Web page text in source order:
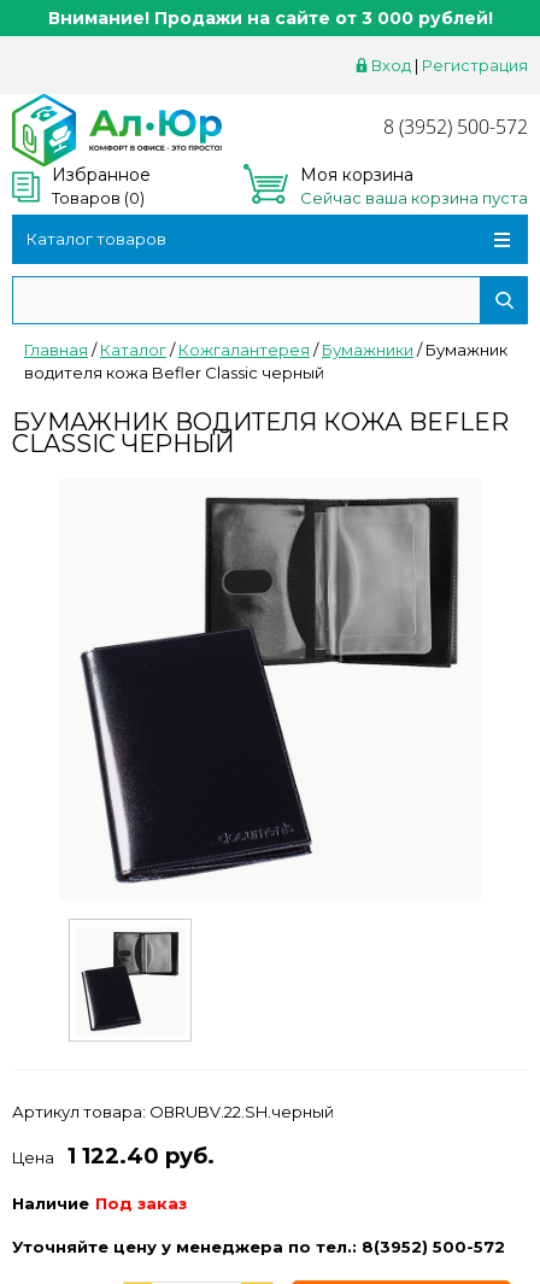
Внимание! Продажи на сайте от 3 000 рублей!
Вход | Регистрация
8 (3952) 500-572
Избранное
Товаров (0)
Моя корзина
Сейчас ваша корзина пуста
Каталог товаров
Главная /Каталог/Кожгалантерея /Бумажники /Бумажник
водителя кожа Befler Classic черный
БУМАЖНИК ВОДИТЕЛЯ КОЖА BEFLER
CLASSIC ЧЕРНЫЙ
Артикул товара: ОВRUBV.22.SH.черный
Цена 1 122.40 руб.
Наличие Под заказ
Уточняйте цену у менеджера по тел.: 8(3952) 500-572